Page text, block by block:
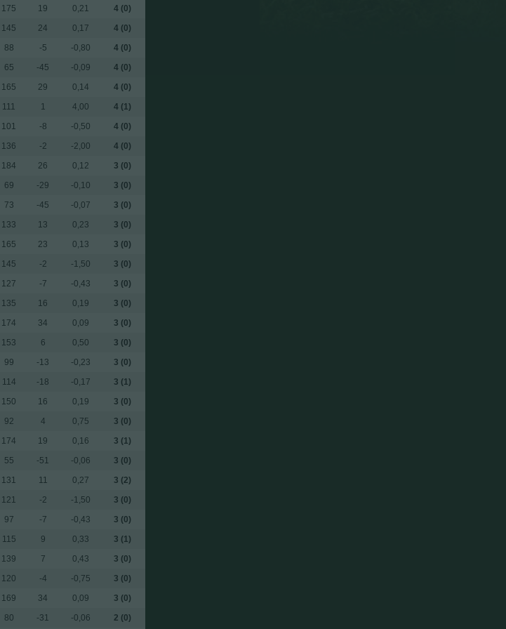
175 19 0,21
4 (0)
145 24 0,17
4 (0)
88 -5 -0,80
4 (0)
65 -45 -0,09
4 (0)
165 29 0,14
4 (0)
111 1 4,00
4 (1)
101 -8 -0,50
4 (0)
136 -2 -2,00
4 (0)
184 26 0,12
3 (0)
69 -29 -0,10
3 (0)
73 -45 -0,07
3 (0)
133 13 0,23
3 (0)
165 23 0,13
3 (0)
145 -2 -1,50
3 (0)
127 -7 -0,43
3 (0)
135 16 0,19
3 (0)
174 34 0,09
3 (0)
153 6 0,50
3 (0)
99 -13 -0,23
3 (0)
114 -18 -0,17
3 (1)
150 16 0,19
3 (0)
92 4 0,75
3 (0)
174 19 0,16
3 (1)
55 -51 -0,06
3 (0)
131 11 0,27
3 (2)
121 -2 -1,50
3 (0)
97 -7 -0,43
3 (0)
115 9 0,33
3 (1)
139 7 0,43
3 (0)
120 -4 -0,75
3 (0)
169 34 0,09
3 (0)
80 -31 -0,06 2 (0)